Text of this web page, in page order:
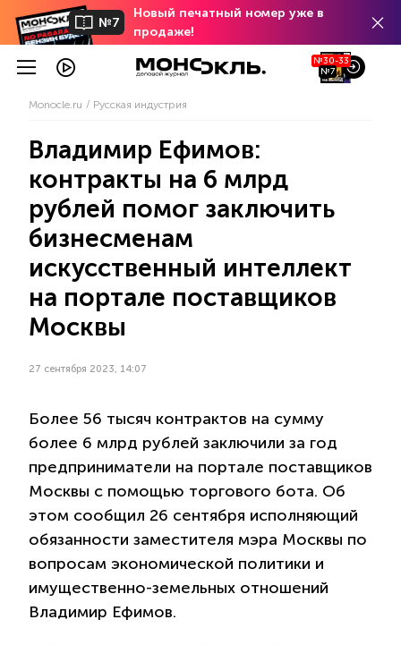
№7
Новый печатный номер уже в
продаже!
№30-33
№7
Monocle.ru Русская индустрия
Владимир Ефимов:
контракты на 6 млрд
рублей помог заключить
бизнесменам
искусственный интеллект
на портале поставщиков
Москвы
27 сентября 2023, 14:07
Более 56 тысяч контрактов на сумму
более 6 млрд рублей заключили за год
предприниматели на портале поставщиков
Москвы с помощью торгового бота. Об
этом сообщил 26 сентября исполняющий
обязанности заместителя мэра Москвы по
вопросам экономической политики и
имущественно-земельных отношений
Владимир Ефимов.